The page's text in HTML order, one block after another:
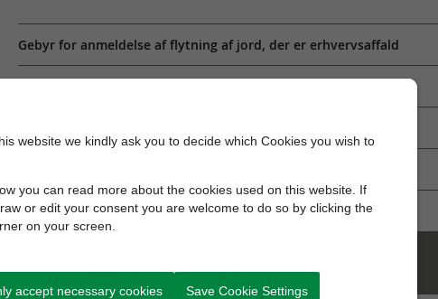
Gebyr for anmeldelse af flytning af jord, der er erhvervsaffald
website we kindly ask you to decide which Cookies you wish to
you can read more about the cookies used on this website. If
or edit your consent you are welcome to do so by clicking the
on your screen.
accept necessary cookies Save Cookie Settings